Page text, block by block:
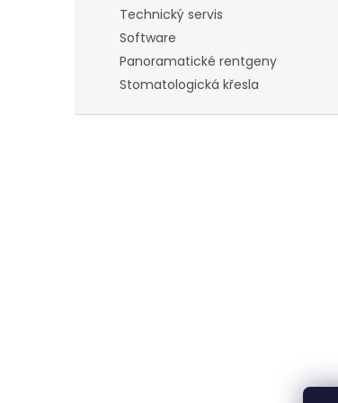
Technický servis
Software
Panoramatické rentgeny
Stomatologická křesla